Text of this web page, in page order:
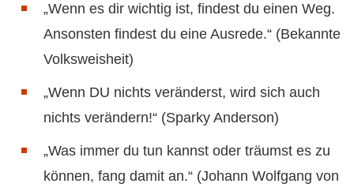
„Wenn es dir wichtig ist, findest du einen Weg.
Ansonsten findest du eine Ausrede.“ (Bekannte
Volksweisheit)
„Wenn DU nichts veränderst, wird sich auch
nichts verändern!“ (Sparky Anderson)
„Was immer du tun kannst oder träumst es zu
können, fang damit an.“ (Johann Wolfgang von